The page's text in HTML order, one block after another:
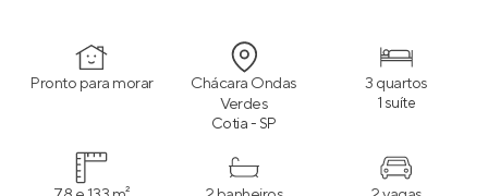
Pronto para morar
Chácara Ondas
Verdes
Cotia - SP
3 quartos
1 suíte